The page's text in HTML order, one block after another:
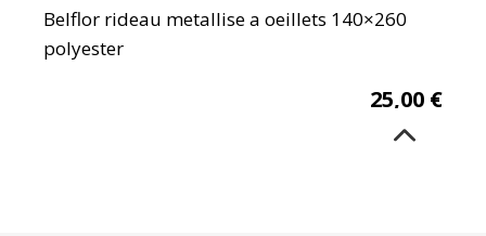
Belflor rideau metallise a oeillets 140×260
polyester
25,00 €